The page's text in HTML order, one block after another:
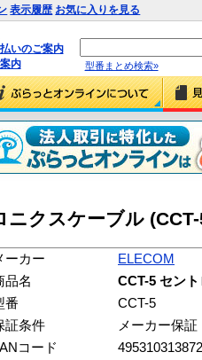
表示履歴 お気に入りを見る
いのご案内
内
型番まとめ検索»
ニクスケーブル
ーカー
ELECOM
品名
CCT-5 セン
番
CCT-5
証条件
メーカー保証
コード